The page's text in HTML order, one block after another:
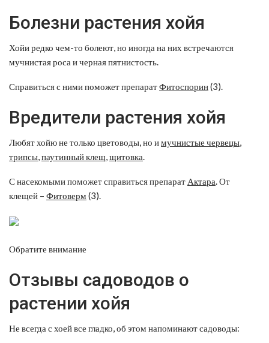
Болезни растения хойя
Хойи редко чем-то болеют, но иногда на них встречаются
мучнистая роса и черная пятнистость.
Справиться с ними поможет препаратФитоспорин(3).
Вредители растения хойя
Любят хойю не только цветоводы, но имучнистые червецы,
трипсы,паутинный клещ,щитовка.
С насекомыми поможет справиться препарат Актара. От
клещей – Фитоверм (3).
Обратите внимание
Отзывы садоводов о
растении хойя
Не всегда с хоей все гладко, об этом напоминают садоводы: